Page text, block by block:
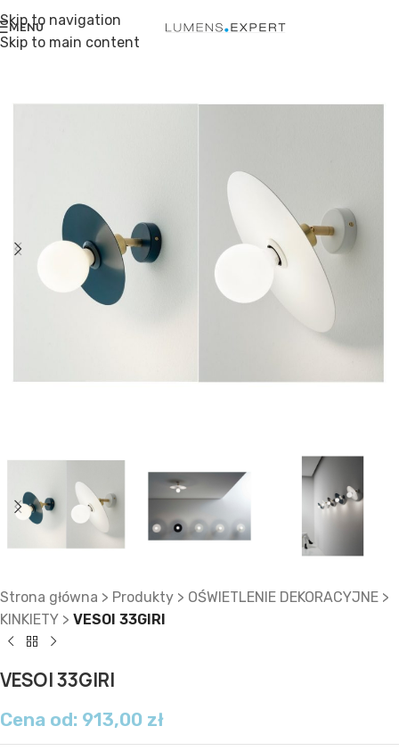
Skip to navigation
Skip to main content
MENU
Strona główna > Produkty > OŚWIETLENIE DEKORACYJNE >
KINKIETY > VESOI 33GIRI
VESOI 33GIRI
Cena od: 913,00 zł